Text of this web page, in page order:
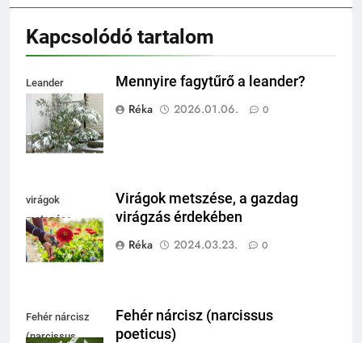
Kapcsolódó tartalom
Leander
fagytűrése
Mennyire fagytűrő a leander?
Réka
2026.01.06. 0
virágok
metszése
Virágok metszése, a gazdag
virágzás érdekében
Réka
2024.03.23. 0
Fehér nárcisz
(narcissus
Fehér nárcisz (narcissus
poeticus)